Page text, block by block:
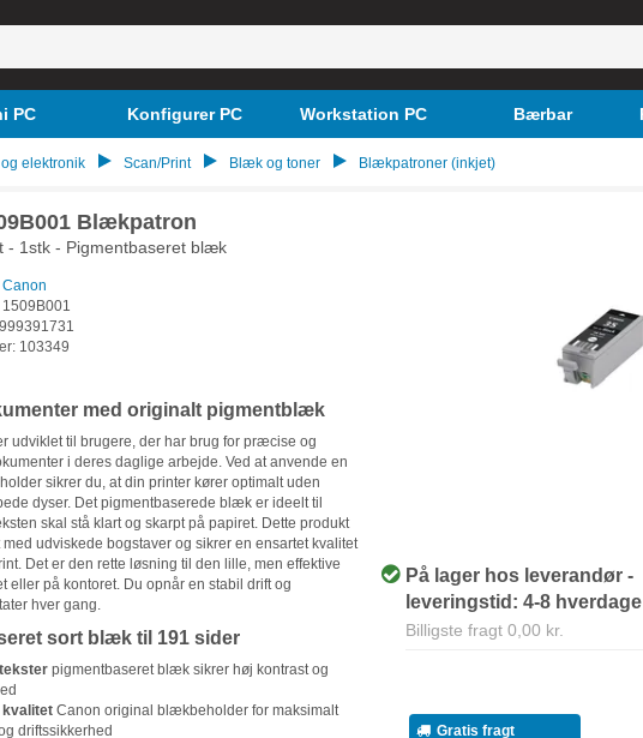
PC Konfigurer PC Workstation PC Bærbar
og elektronik Scan/Print Blæk og toner Blækpatroner (inkjet)
Blækpatron
- 1stk - Pigmentbaseret blæk
Canon
1509B001
103349
med originalt pigmentblæk
udviklet til brugere, der har brug for præcise og
i deres daglige arbejde. Ved at anvende en
sikrer du, at din printer kører optimalt uden
dyser. Det pigmentbaserede blæk er ideelt til
skal stå klart og skarpt på papiret. Dette produkt
med udviskede bogstaver og sikrer en ensartet kvalitet
Det er den rette løsning til den lille, men effektive
eller på kontoret. Du opnår en stabil drift og
hver gang.
sort blæk til 191 sider
pigmentbaseret blæk sikrer høj kontrast og
kvalitetCanon original blækbeholder for maksimalt
driftssikkerhed
På lager hos leverandør -
leveringstid: 4-8 hverdage
Billigste fragt 0,00 kr.
Gratis fragt